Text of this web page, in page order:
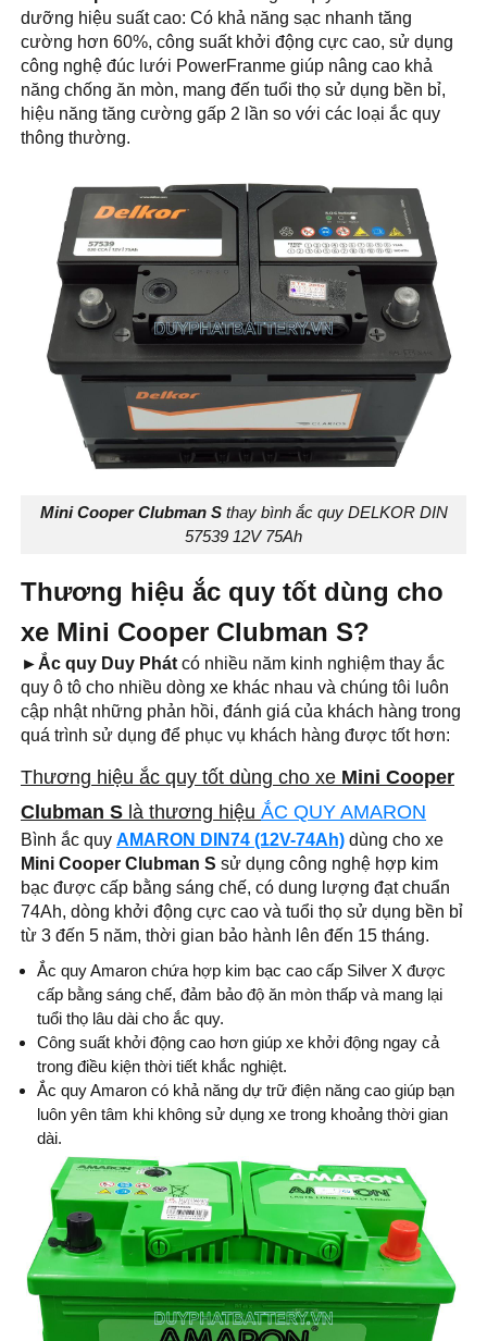
dưỡng hiệu suất cao: Có khả năng sạc nhanh tăng
cường hơn 60%, công suất khởi động cực cao, sử dụng
công nghệ đúc lưới PowerFranme giúp nâng cao khả
năng chống ăn mòn, mang đến tuổi thọ sử dụng bền bỉ,
hiệu năng tăng cường gấp 2 lần so với các loại ắc quy
thông thường.
Mini Cooper Clubman Sthay bình ắc quy DELKOR DIN
57539 12V 75Ah
Thương hiệu ắc quy tốt dùng cho
xe Mini Cooper Clubman S?
►Ắc quy Duy Phátcó nhiều năm kinh nghiệm thay ắc
quy ô tô cho nhiều dòng xe khác nhau và chúng tôi luôn
cập nhật những phản hồi, đánh giá của khách hàng trong
quá trình sử dụng để phục vụ khách hàng được tốt hơn:
Thương hiệu ắc quy tốt dùng cho xe Mini Cooper
Clubman S là thương hiệu ẮC QUY AMARON
Bình ắc quy AMARON DIN74 (12V-74Ah) dùng cho xe
Mini Cooper Clubman S sử dụng công nghệ hợp kim
bạc được cấp bằng sáng chế, có dung lượng đạt chuẩn
74Ah, dòng khởi động cực cao và tuổi thọ sử dụng bền bỉ
từ 3 đến 5 năm, thời gian bảo hành lên đến 15 tháng.
Ắc quy Amaron chứa hợp kim bạc cao cấp Silver X được
cấp bằng sáng chế, đảm bảo độ ăn mòn thấp và mang lại
tuổi thọ lâu dài cho ắc quy.
Công suất khởi động cao hơn giúp xe khởi động ngay cả
trong điều kiện thời tiết khắc nghiệt.
Ắc quy Amaron có khả năng dự trữ điện năng cao giúp bạn
luôn yên tâm khi không sử dụng xe trong khoảng thời gian
dài.